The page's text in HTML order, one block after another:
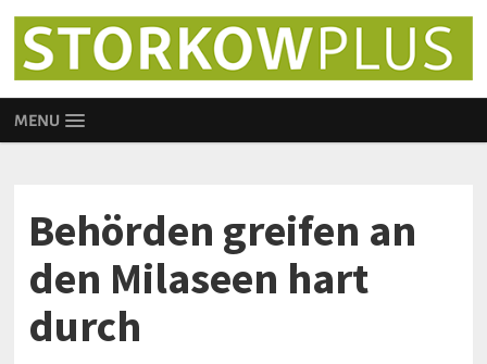
MENU
Behörden greifen an
den Milaseen hart
durch